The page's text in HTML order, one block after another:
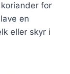
for
en
eller skyr i